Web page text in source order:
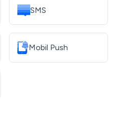
SMS
Mobil Push